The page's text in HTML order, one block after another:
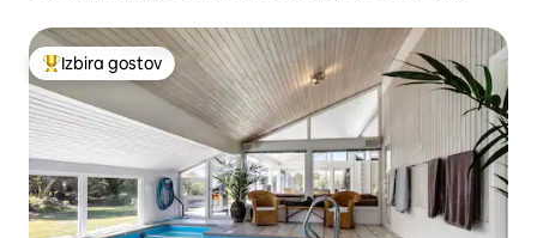
Najbolj priljubljena prenočišča z značko »Izbira gostov«
Izbira gostov